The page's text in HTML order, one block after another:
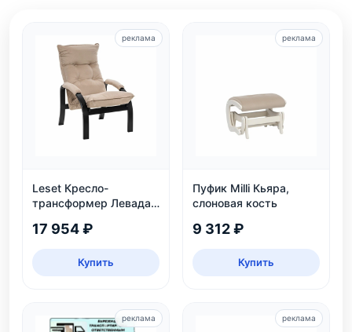
Leset Кресло-
трансформер Левада,
17 954 ₽
Купить
реклама
Пуфик Milli Кьяра,
слоновая кость
9 312 ₽
Купить
реклама
реклама реклама